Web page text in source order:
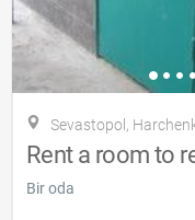
Sevastopol,
Rent a room to
Bir oda